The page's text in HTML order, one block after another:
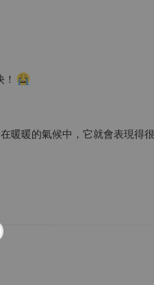
暖暖的氣候中，它就會表現得很